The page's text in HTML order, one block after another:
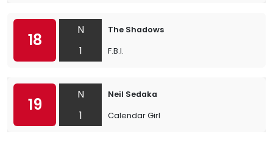
18
N
1
The Shadows
F.B.I.
19
N
1
Neil Sedaka
Calendar Girl